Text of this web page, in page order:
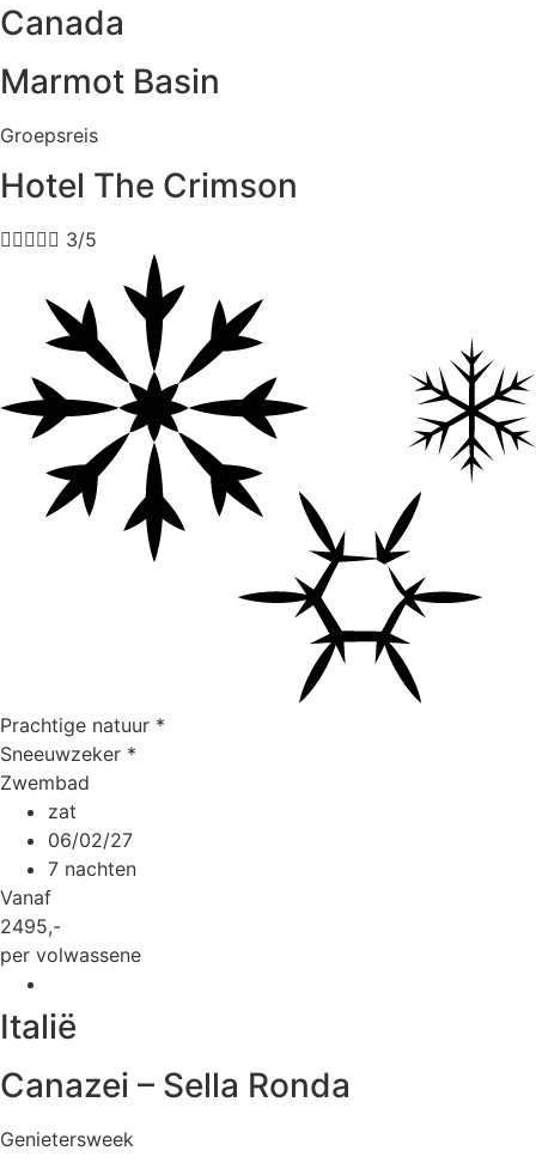
Canada
Marmot Basin
Groepsreis
Hotel The Crimson
 3/5
Prachtige natuur *
Sneeuwzeker *
Zwembad
zat
06/02/27
7 nachten
Vanaf
2495,-
per volwassene
Italië
Canazei – Sella Ronda
Genietersweek